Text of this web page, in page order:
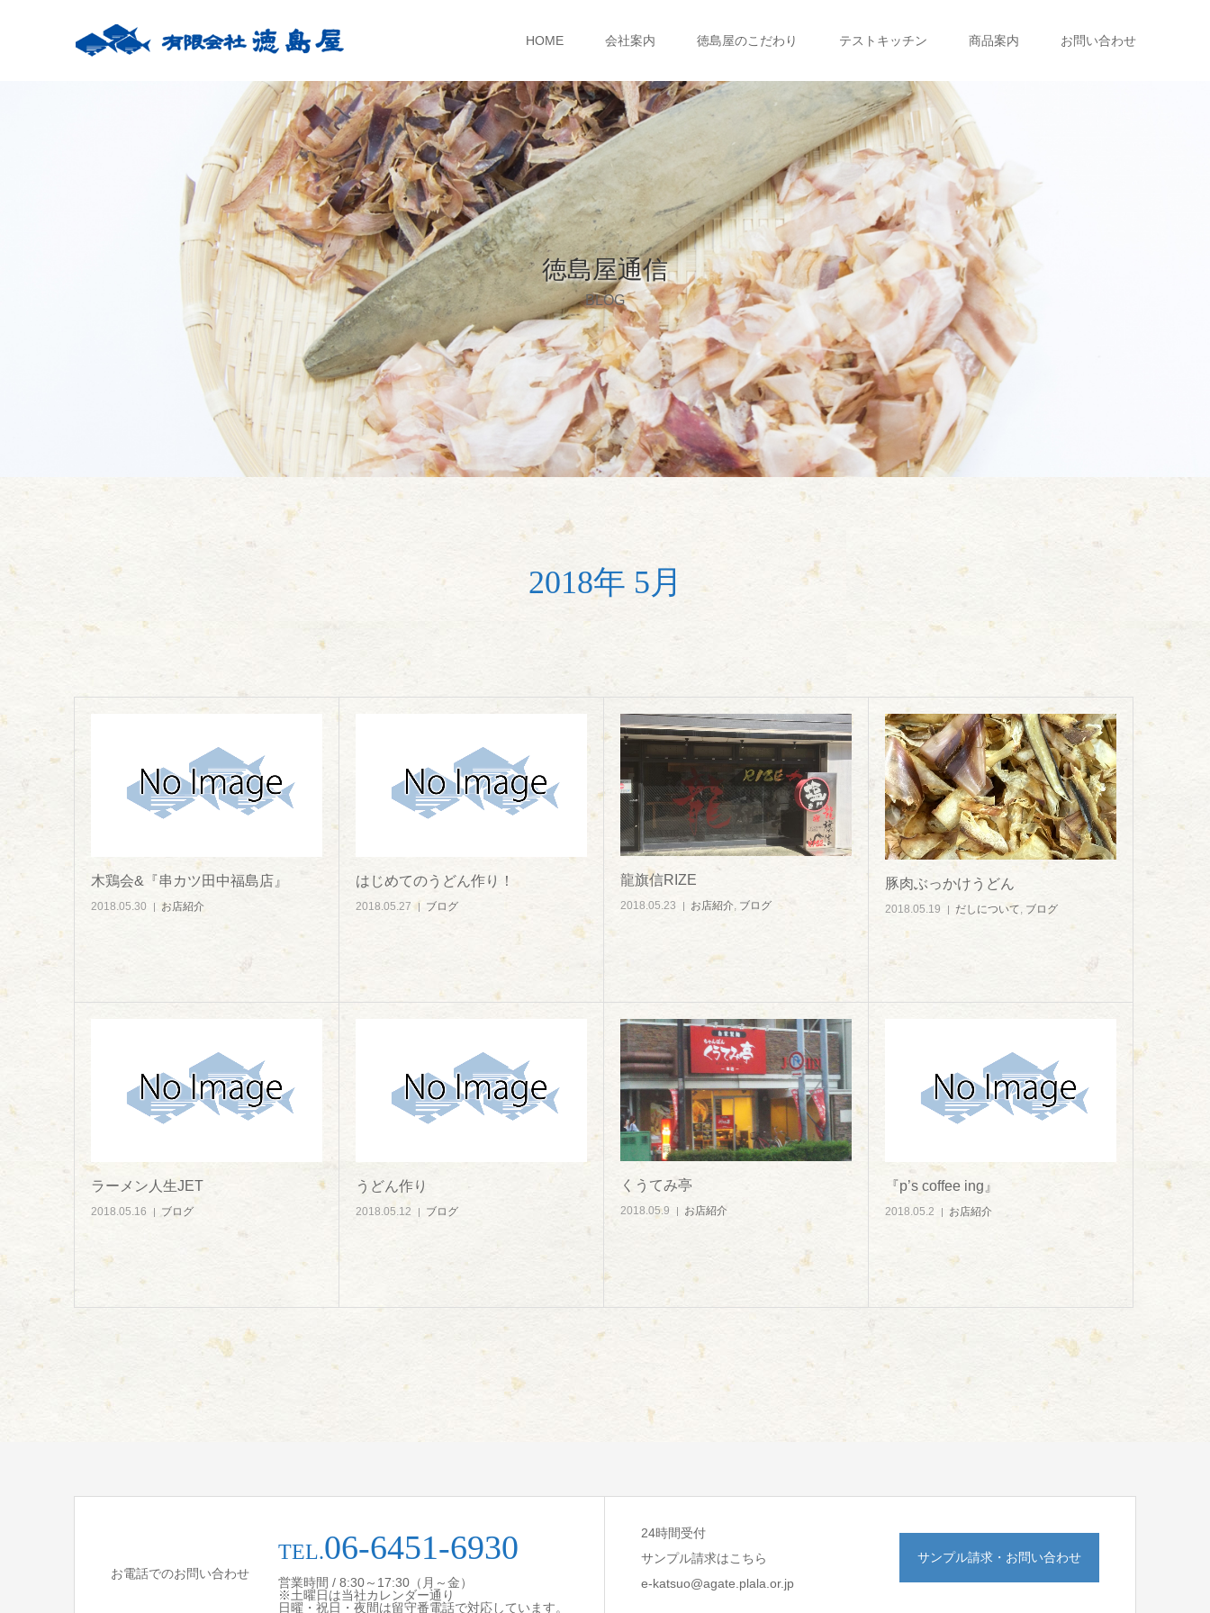
HOME 会社案内 徳島屋のこだわり テストキッチン 商品案内 お問い合わせ
徳島屋通信
BLOG
2018年 5月
木鶏会&『串カツ田中福島店』
2018.05.30 お店紹介
はじめてのうどん作り！
2018.05.27 ブログ
龍旗信RIZE
2018.05.23 お店紹介, ブログ
豚肉ぶっかけうどん
2018.05.19 だしについて, ブログ
ラーメン人生JET
2018.05.16 ブログ
うどん作り
2018.05.12 ブログ
くうてみ亭
2018.05.9 お店紹介
『p’s coffee ing』
2018.05.2 お店紹介
お電話でのお問い合わせ
TEL.06-6451-6930
営業時間 / 8:30～17:30（月～金）
※土曜日は当社カレンダー通り
日曜・祝日・夜間は留守番電話で対応しています。
24時間受付
サンプル請求はこちら
e-katsuo@agate.plala.or.jp
サンプル請求・お問い合わせ